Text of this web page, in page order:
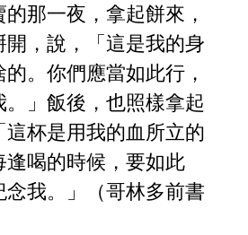
那一夜，拿起餅來，
，說，「這是我的身
。你們應當如此行，
」飯後，也照樣拿起
杯是用我的血所立的
逢喝的時候，要如此
我。」（哥林多前書